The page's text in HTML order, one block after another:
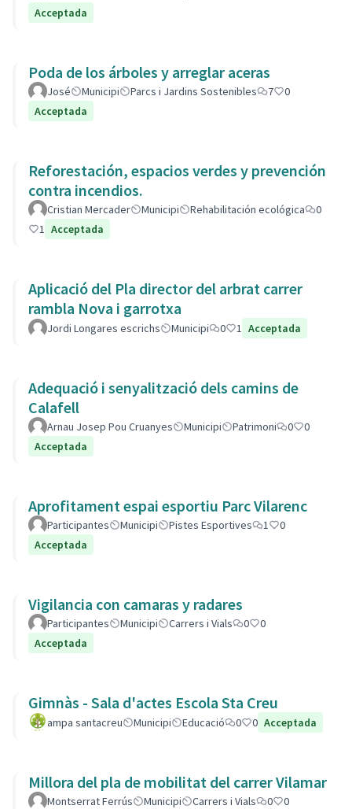
Acceptada
Poda de los árboles y arreglar aceras
José Municipi Parcs i Jardins Sostenibles 7
0
Acceptada
Reforestación, espacios verdes y prevención
contra incendios.
Cristian Mercader Municipi Rehabilitación ecológica
0
1 Acceptada
Aplicació del Pla director del arbrat carrer
rambla Nova i garrotxa
Jordi Longares escrichs Municipi 0 1 Acceptada
Adequació i senyalització dels camins de
Calafell
Arnau Josep Pou Cruanyes Municipi Patrimoni 0
0
Acceptada
Aprofitament espai esportiu Parc Vilarenc
Participantes Municipi Pistes Esportives 1
0
Acceptada
Vigilancia con camaras y radares
Participantes Municipi Carrers i Vials 0
0
Acceptada
Gimnàs - Sala d'actes Escola Sta Creu
ampa santacreu Municipi Educació 0 0 Acceptada
Millora del pla de mobilitat del carrer Vilamar
Montserrat Ferrús Municipi Carrers i Vials 0
0